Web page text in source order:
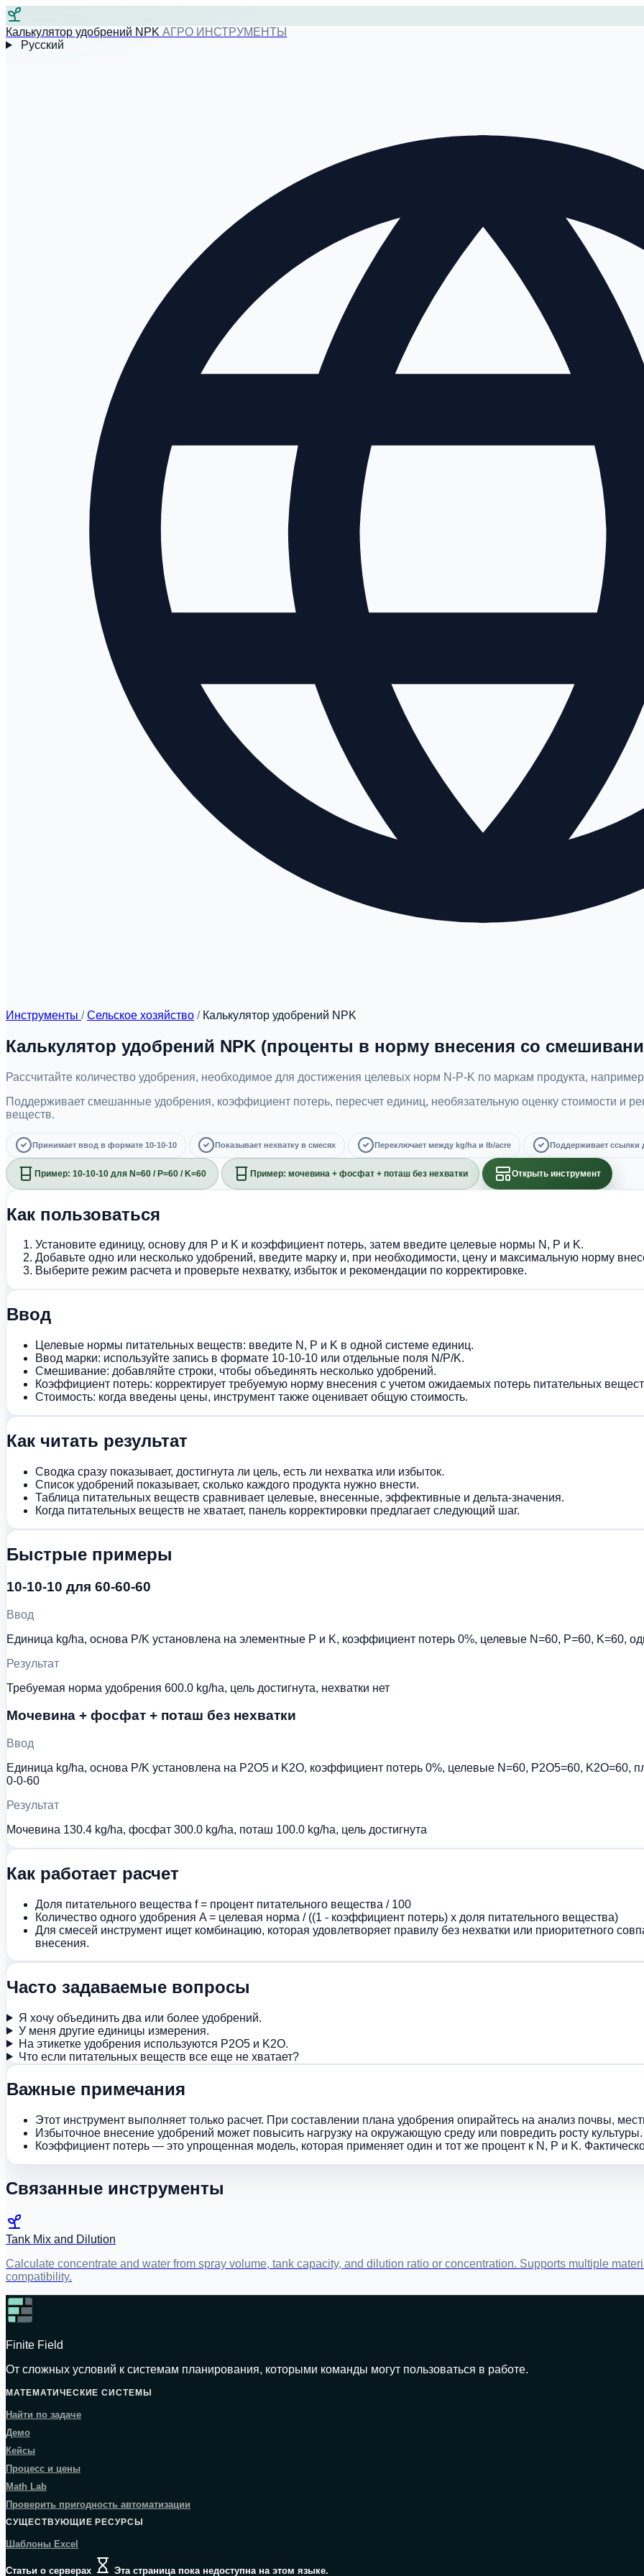
Калькулятор удобрений NPK АГРО ИНСТРУМЕНТЫ
Русский
Инструменты / Сельское хозяйство / Калькулятор удобрений NPK
Калькулятор удобрений NPK (проценты в норму внесения со
Рассчитайте количество удобрения, необходимое для достижения целевых норм N-P-K по маркам продукта,
Поддерживает смешанные удобрения, коэффициент потерь, пересчет единиц, необязательную оценку стоимости и
веществ.
Принимает ввод в формате 10-10-10 Показывает нехватку в смесях Переключает между kg/ha и lb/acre Поддерживает ссылки
Пример: 10-10-10 для N=60 / P=60 / K=60 Пример: мочевина + фосфат + поташ без нехватки Открыть инструмент
Как пользоваться
Установите единицу, основу для P и K и коэффициент потерь, затем введите целевые нормы N, P и K.
Добавьте одно или несколько удобрений, введите марку и, при необходимости, цену и максимальную норму
Выберите режим расчета и проверьте нехватку, избыток и рекомендации по корректировке.
Ввод
Целевые нормы питательных веществ: введите N, P и K в одной системе единиц.
Ввод марки: используйте запись в формате 10-10-10 или отдельные поля N/P/K.
Смешивание: добавляйте строки, чтобы объединять несколько удобрений.
Коэффициент потерь: корректирует требуемую норму внесения с учетом ожидаемых потерь питательных
Стоимость: когда введены цены, инструмент также оценивает общую стоимость.
Как читать результат
Сводка сразу показывает, достигнута ли цель, есть ли нехватка или избыток.
Список удобрений показывает, сколько каждого продукта нужно внести.
Таблица питательных веществ сравнивает целевые, внесенные, эффективные и дельта-значения.
Когда питательных веществ не хватает, панель корректировки предлагает следующий шаг.
Быстрые примеры
10-10-10 для 60-60-60
Ввод
Единица kg/ha, основа P/K установлена на элементные P и K, коэффициент потерь 0%, целевые N=60, P=60, K=60,
Результат
Требуемая норма удобрения 600.0 kg/ha, цель достигнута, нехватки нет
Мочевина + фосфат + поташ без нехватки
Ввод
Единица kg/ha, основа P/K установлена на P2O5 и K2O, коэффициент потерь 0%, целевые N=60, P2O5=60,
0-0-60
Результат
Мочевина 130.4 kg/ha, фосфат 300.0 kg/ha, поташ 100.0 kg/ha, цель достигнута
Как работает расчет
Доля питательного вещества f = процент питательного вещества / 100
Количество одного удобрения A = целевая норма / ((1 - коэффициент потерь) x доля питательного вещества)
Для смесей инструмент ищет комбинацию, которая удовлетворяет правилу без нехватки или приоритетного
внесения.
Часто задаваемые вопросы
Я хочу объединить два или более удобрений.
У меня другие единицы измерения.
На этикетке удобрения используются P2O5 и K2O.
Что если питательных веществ все еще не хватает?
Важные примечания
Этот инструмент выполняет только расчет. При составлении плана удобрения опирайтесь на анализ почвы,
Избыточное внесение удобрений может повысить нагрузку на окружающую среду или повредить росту
Коэффициент потерь — это упрощенная модель, которая применяет один и тот же процент к N, P и K.
Связанные инструменты
Tank Mix and Dilution
Calculate concentrate and water from spray volume, tank capacity, and dilution ratio or concentration. Supports multiple
compatibility.
Finite Field
От сложных условий к системам планирования, которыми команды могут пользоваться в работе.
МАТЕМАТИЧЕСКИЕ СИСТЕМЫ
Найти по задаче
Демо
Кейсы
Процесс и цены
Math Lab
Проверить пригодность автоматизации
СУЩЕСТВУЮЩИЕ РЕСУРСЫ
Шаблоны Excel
Статьи о серверах Эта страница пока недоступна на этом языке.